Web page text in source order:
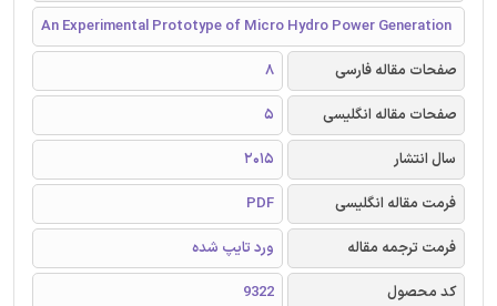
An Experimental Prototype of Micro Hydro Power Generation
صفحات مقاله فارسی
8
صفحات مقاله انگلیسی
5
سال انتشار
2015
فرمت مقاله انگلیسی
PDF
فرمت ترجمه مقاله
ورد تایپ شده
کد محصول
9322